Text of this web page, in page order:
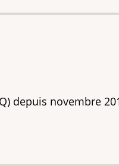
depuis novembre